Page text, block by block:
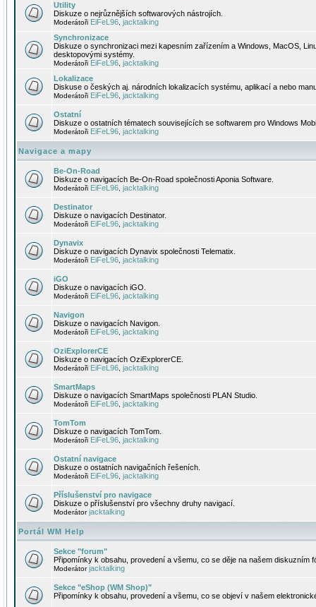
Utility
Diskuze o nejrůznějších softwarových nástrojích.
Moderátoři EiFeL96 jacktalking
Synchronizace
Diskuze o synchronizaci mezi kapesním zařízením a Windows, MacOS,
desktopovými systémy.
Moderátoři EiFeL96 jacktalking
Lokalizace
Diskuse o českých aj. národních lokalizacích systému, aplikací a nebo
Moderátoři EiFeL96 jacktalking
Ostatní
Diskuze o ostatních tématech souvisejících se softwarem pro Windows
Moderátoři EiFeL96 jacktalking
Navigace a mapy
Be-On-Road
Diskuze o navigacích Be-On-Road společnosti Aponia Software.
Moderátoři EiFeL96 jacktalking
Destinator
Diskuze o navigacích Destinator.
Moderátoři EiFeL96 jacktalking
Dynavix
Diskuze o navigacích Dynavix společnosti Telematix.
Moderátoři EiFeL96 jacktalking
iGO
Diskuze o navigacích iGO.
Moderátoři EiFeL96 jacktalking
Navigon
Diskuze o navigacích Navigon.
Moderátoři EiFeL96 jacktalking
OziExplorerCE
Diskuze o navigacích OziExplorerCE.
Moderátoři EiFeL96 jacktalking
SmartMaps
Diskuze o navigacích SmartMaps společnosti PLAN Studio.
Moderátoři EiFeL96 jacktalking
TomTom
Diskuze o navigacích TomTom.
Moderátoři EiFeL96 jacktalking
Ostatní navigace
Diskuze o ostatních navigačních řešeních.
Moderátoři EiFeL96 jacktalking
Příslušenství pro navigace
Diskuze o příslušenství pro všechny druhy navigací.
Moderátorjacktalking
Portál WM Help
Sekce "forum"
Připomínky k obsahu, provedení a všemu, co se děje na našem diskuzním
Moderátorjacktalking
Sekce "eShop (WM Shop)"
Připomínky k obsahu, provedení a všemu, co se objeví v našem